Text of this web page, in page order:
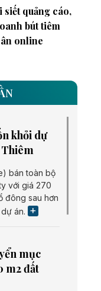
siết quảng cáo,
bút tiêm
online
khỏi dự
bán toàn bộ
với giá 270
đông sau hơn
án.
mục
m2 đất